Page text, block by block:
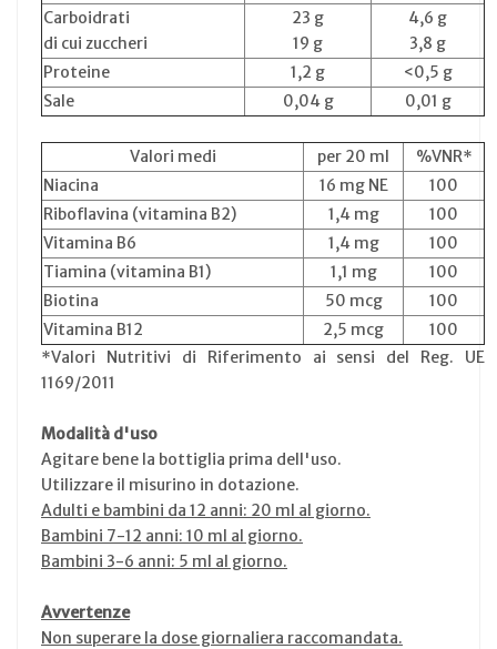
Carboidrati
di cui zuccheri
23 g
19 g
4,6 g
3,8 g
Proteine
1,2 g
<0,5 g
Sale
0,04 g 0,01 g
Valori medi per 20 ml
%VNR*
Niacina
16 mg NE
100
Riboflavina (vitamina B2)
1,4 mg
100
Vitamina B6
1,4 mg
100
Tiamina (vitamina B1)
1,1 mg
100
Biotina
50 mcg
100
Vitamina B12
2,5 mcg
100
*Valori Nutritivi di Riferimento ai sensi del Reg. UE
1169/2011
Modalità d'uso
Agitare bene la bottiglia prima dell'uso.
Utilizzare il misurino in dotazione.
Adulti e bambini da 12 anni: 20 ml al giorno.
Bambini 7-12 anni: 10 ml al giorno.
Bambini 3-6 anni: 5 ml al giorno.
Avvertenze
Non superare la dose giornaliera raccomandata.